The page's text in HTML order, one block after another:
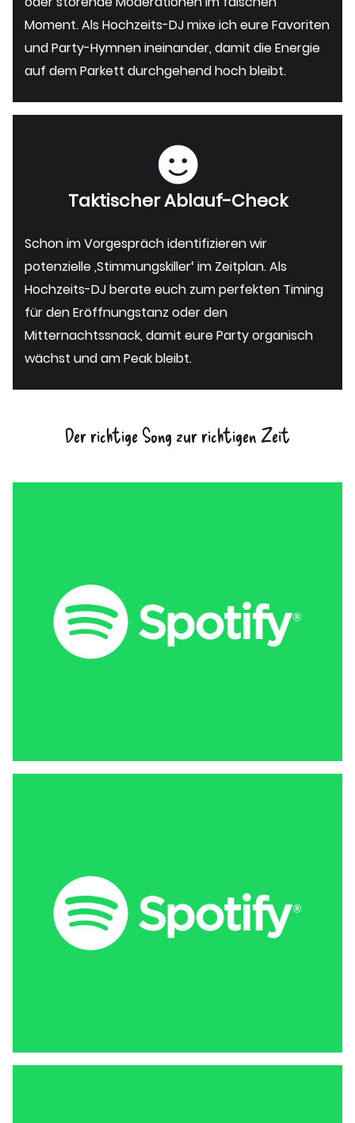
Moment. Als Hochzeits-DJ mixe ich eure Favoriten
und Party-Hymnen ineinander, damit die Energie
auf dem Parkett durchgehend hoch bleibt.
Taktischer Ablauf-Check
Schon im Vorgespräch identifizieren wir
potenzielle ‚Stimmungskiller‘ im Zeitplan. Als
Hochzeits-DJ berate euch zum perfekten Timing
für den Eröffnungstanz oder den
Mitternachtssnack, damit eure Party organisch
wächst und am Peak bleibt.
Der richtige Song zur richtigen Zeit